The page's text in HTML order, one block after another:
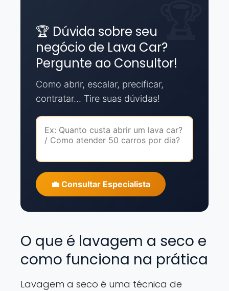
🏆 Dúvida sobre seu
negócio de Lava Car?
Pergunte ao Consultor!
Como abrir, escalar, precificar,
contratar... Tire suas dúvidas!
💼 Consultar Especialista
O que é lavagem a seco e
como funciona na prática
Lavagem a seco é uma técnica de